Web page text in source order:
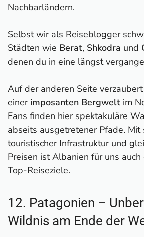
Nachbarländern.
Selbst wir als Reiseblogger
Städten wie Berat, Shkodra und
denen du in eine längst
Auf der anderen Seite
einer imposanten Bergwelt im
Fans finden hier spektakuläre
abseits ausgetretener Pfade.
touristischer Infrastruktur und
Preisen ist Albanien für uns
Top-Reiseziele.
12. Patagonien –
Wildnis am Ende der